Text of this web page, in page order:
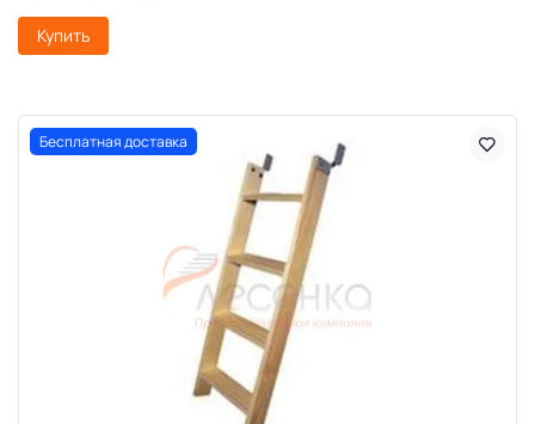
Купить
Бесплатная доставка